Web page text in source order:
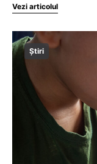
Vezi articolul
Știri